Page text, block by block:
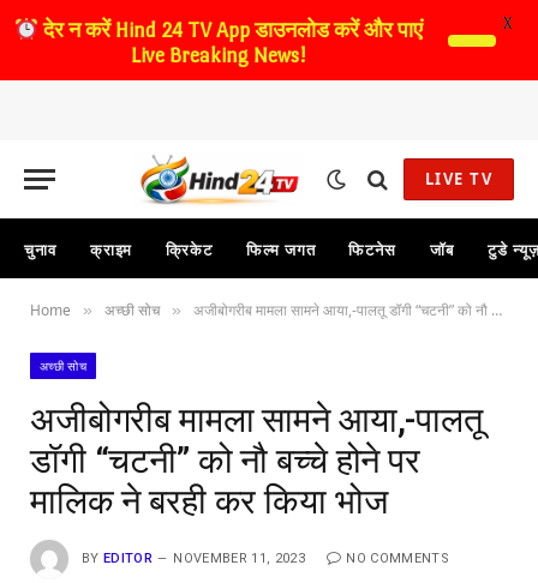
LIVE TV
चुनाव क्राइम क्रिकेट फिल्म जगत फिटनेस जॉब टुडे
Home » अच्छी सोच » अजीबोगरीब मामला सामने आया,-पालतू डॉगी “चटनी” को नौ बच्चे होने पर मालिक ने बरही कर किया भोज
अच्छी सोच
अजीबोगरीब मामला सामने आया,-पालतू
डॉगी “चटनी” को नौ बच्चे होने पर
मालिक ने बरही कर किया भोज
BY EDITOR NOVEMBER 11, 2023 NO COMMENTS
देर न करेंHind 24 TV App डाउनलोड करें और पाएं
Live Breaking News!
X